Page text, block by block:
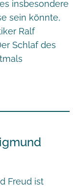
insbesondere
sein könnte,
Ralf
Schlaf des
Freud ist